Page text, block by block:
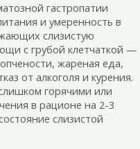
гастропатии
и умеренность в
слизистую
с грубой клетчаткой —
жареная еда,
от алкоголя и курения.
горячими или
в рационе на 2-3
слизистой